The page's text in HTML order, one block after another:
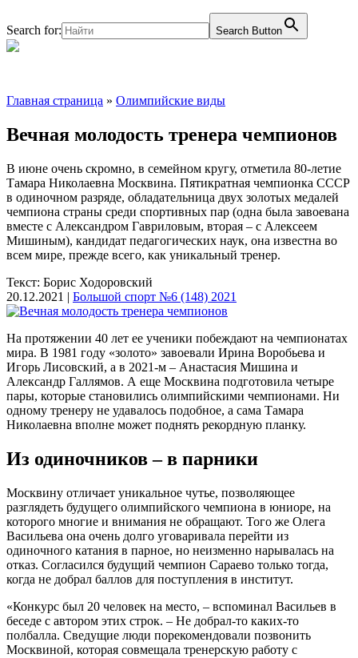
Search for: Search Button
Главная страница » Олимпийские виды
Вечная молодость тренера чемпионов
В июне очень скромно, в семейном кругу, отметила 80-летие
Тамара Николаевна Москвина. Пятикратная чемпионка СССР
в одиночном разряде, обладательница двух золотых медалей
чемпиона страны среди спортивных пар (одна была завоевана
вместе с Александром Гавриловым, вторая – с Алексеем
Мишиным), кандидат педагогических наук, она известна во
всем мире, прежде всего, как уникальный тренер.
Текст: Борис Ходоровский
20.12.2021 | Большой спорт №6 (148) 2021
На протяжении 40 лет ее ученики побеждают на чемпионатах
мира. В 1981 году «золото» завоевали Ирина Воробьева и
Игорь Лисовский, а в 2021-м – Анастасия Мишина и
Александр Галлямов. А еще Москвина подготовила четыре
пары, которые становились олимпийскими чемпионами. Ни
одному тренеру не удавалось подобное, а сама Тамара
Николаевна вполне может поднять рекордную планку.
Из одиночников – в парники
Москвину отличает уникальное чутье, позволяющее
разглядеть будущего олимпийского чемпиона в юниоре, на
которого многие и внимания не обращают. Того же Олега
Васильева она очень долго уговаривала перейти из
одиночного катания в парное, но неизменно нарывалась на
отказ. Согласился будущий чемпион Сараево только тогда,
когда не добрал баллов для поступления в институт.
«Конкурс был 20 человек на место, – вспоминал Васильев в
беседе с автором этих строк. – Не добрал-то каких-то
полбалла. Сведущие люди порекомендовали позвонить
Москвиной, которая совмещала тренерскую работу с